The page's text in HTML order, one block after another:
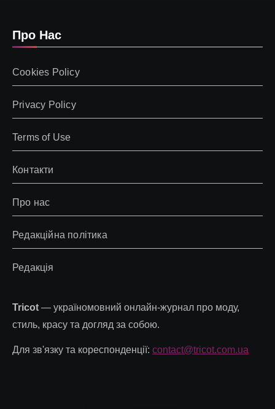
Про Нас
Cookies Policy
Privacy Policy
Terms of Use
Контакти
Про нас
Редакційна політика
Редакція
Tricot — україномовний онлайн-журнал про моду,
стиль, красу та догляд за собою.
Для зв'язку та кореспонденції: contact@tricot.com.ua